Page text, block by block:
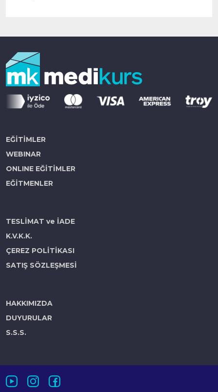
EĞİTİMLER
WEBINAR
ONLINE EĞİTİMLER
EĞİTMENLER
TESLİMAT ve İADE
K.V.K.K.
ÇEREZ POLİTİKASI
SATIŞ SÖZLEŞMESİ
HAKKIMIZDA
DUYURULAR
S.S.S.